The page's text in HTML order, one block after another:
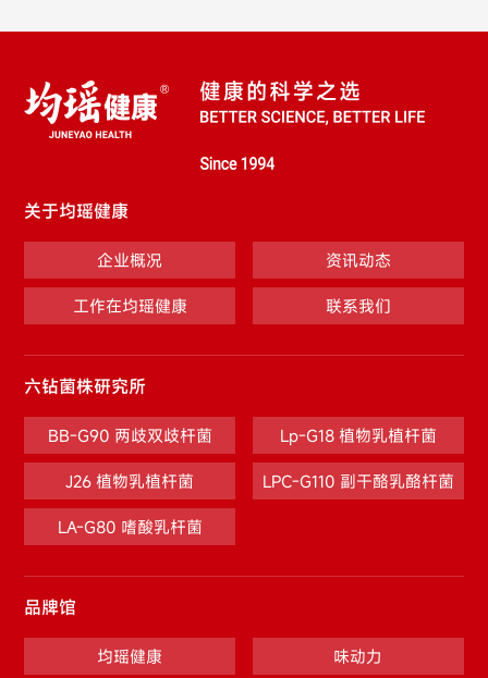
关于均瑶健康
企业概况 资讯动态
工作在均瑶健康 联系我们
六钻菌株研究所
BB-G90 两歧双歧杆菌 Lp-G18 植物乳植杆菌
J26 植物乳植杆菌 LPC-G110 副干酪乳酪杆菌
LA-G80 嗜酸乳杆菌
品牌馆
均瑶健康 味动力